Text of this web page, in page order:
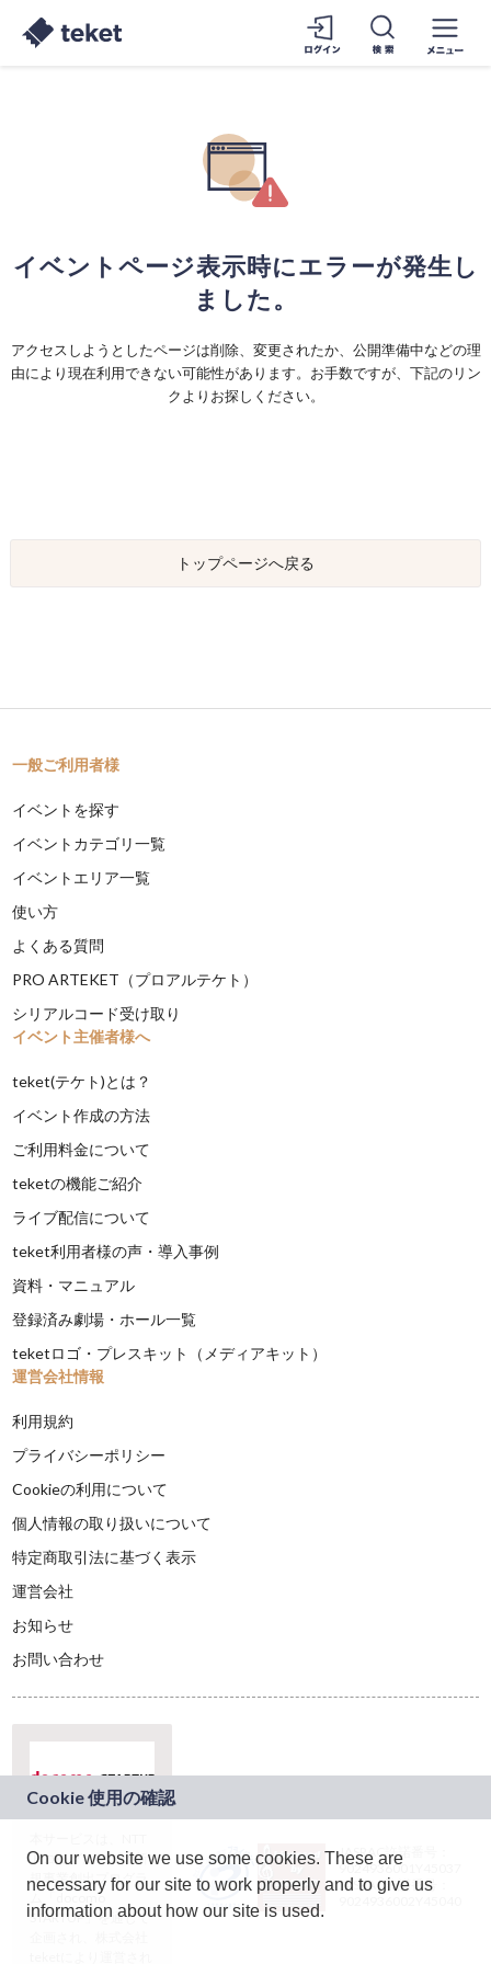
イベントページ表示時にエラーが発生し
ました。
アクセスしようとしたページは削除、変更されたか、公開準備中などの理
由により現在利用できない可能性があります。お手数ですが、下記のリン
クよりお探しください。
トップページへ戻る
一般ご利用者様
イベントを探す
イベントカテゴリ一覧
イベントエリア一覧
使い方
よくある質問
PRO ARTEKET（プロアルテケト）
シリアルコード受け取り
イベント主催者様へ
teket(テケト)とは？
イベント作成の方法
ご利用料金について
teketの機能ご紹介
ライブ配信について
teket利用者様の声・導入事例
資料・マニュアル
登録済み劇場・ホール一覧
teketロゴ・プレスキット（メディアキット）
運営会社情報
利用規約
プライバシーポリシー
Cookieの利用について
個人情報の取り扱いについて
特定商取引法に基づく表示
運営会社
お知らせ
お問い合わせ
ドコモグループの新
規事業創出プログラ
ム「docomo
STARTUP」を通じて
JASRAC許諾番号：
9024936001Y45037
JASRAC許諾番号：
On our website we use some cookies. These are
necessary for our site to work properly and to give us
information about how our site is used.